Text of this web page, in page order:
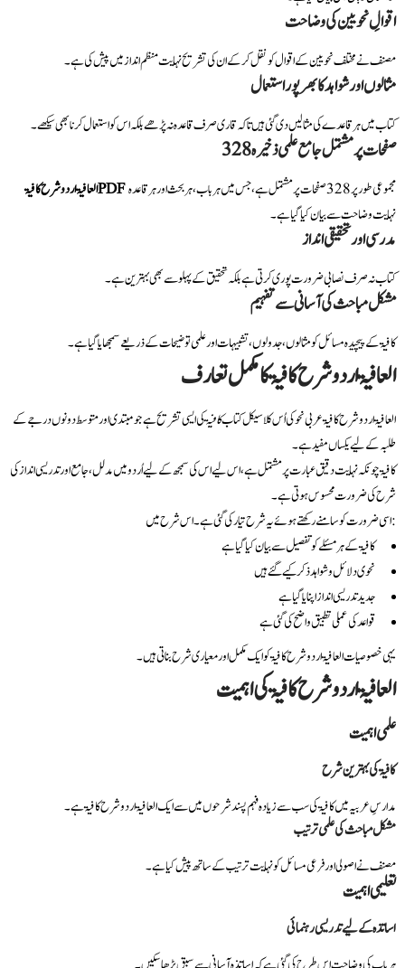
اقوالِ نحویین کی وضاحت
مصنف نے مختلف نحویین کے اقوال کو نقل کرکے ان کی تشریح نہایت منظم انداز میں پیش کی ہے۔
مثالوں اور شواہد کا بھرپور استعمال
کتاب میں ہر قاعدے کی مثالیں دی گئی ہیں تاکہ قاری صرف قاعدہ نہ پڑھے بلکہ اس کو استعمال کرنا بھی سیکھے۔
328 صفحات پر مشتمل جامع علمی ذخیرہ
العافیۃ اردو شرح کافیۃ PDFمجموعی طور پر 328 صفحات پر مشتمل ہے، جس میں ہر باب، ہر بحث اور ہر قاعدہ
نہایت وضاحت سے بیان کیا گیا ہے۔
مدرسی اور تحقیقی انداز
کتاب نہ صرف نصابی ضرورت پوری کرتی ہے بلکہ تحقیق کے پہلو سے بھی بہترین ہے۔
مشکل مباحث کی آسانی سے تفہیم
کافیۃ کے پیچیدہ مسائل کو مثالوں، جدولوں، تشبیہات اور علمی توضیحات کے ذریعے سمجھایا گیا ہے۔
العافیۃ اردو شرح کافیۃ کا مکمل تعارف
العافیۃ اردو شرح کافیۃعربی نحو کی اُس کلاسیکل کتابکافیۃکی ایسی تشریح ہے جو مبتدی اور متوسط دونوں درجے کے
طلبہ کے لیے یکساں مفید ہے۔
کافیۃ چونکہ نہایت دقیق عبارت پر مشتمل ہے، اس لیے اس کی سمجھ کے لیے اُردو میں مدلل، جامع اور تدریسی انداز کی
شرح کی ضرورت محسوس ہوتی ہے۔
اسی ضرورت کو سامنے رکھتے ہوئے یہ شرح تیار کی گئی ہے۔ اس شرح میں:
کافیۃ کے ہر مسئلے کو تفصیل سے بیان کیا گیا ہے
نحوی دلائل و شواہد ذکر کیے گئے ہیں
جدید تدریسی انداز اپنایا گیا ہے
قواعد کی عملی تطبیق واضح کی گئی ہے
یہی خصوصیات العافیۃ اردو شرح کافیۃکو ایک مکمل اور معیاری شرح بناتی ہیں۔
العافیۃ اردو شرح کافیۃ کی اہمیت
علمی اہمیت
کافیۃ کی بہترین شرح
مدارسِ عربیہ میں کافیۃ کی سب سے زیادہ فہم پسند شرحوں میں سے ایک العافیۃ اردو شرح کافیۃ ہے۔
مشکل مباحث کی علمی ترتیب
مصنف نے اصولی اور فرعی مسائل کو نہایت ترتیب کے ساتھ پیش کیا ہے۔
تعلیمی اہمیت
اساتذہ کے لیے تدریسی رہنمائی